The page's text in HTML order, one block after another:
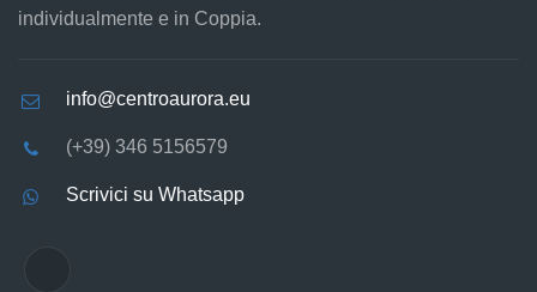
individualmente e in Coppia.
info@centroaurora.eu
(+39) 346 5156579
Scrivici su Whatsapp